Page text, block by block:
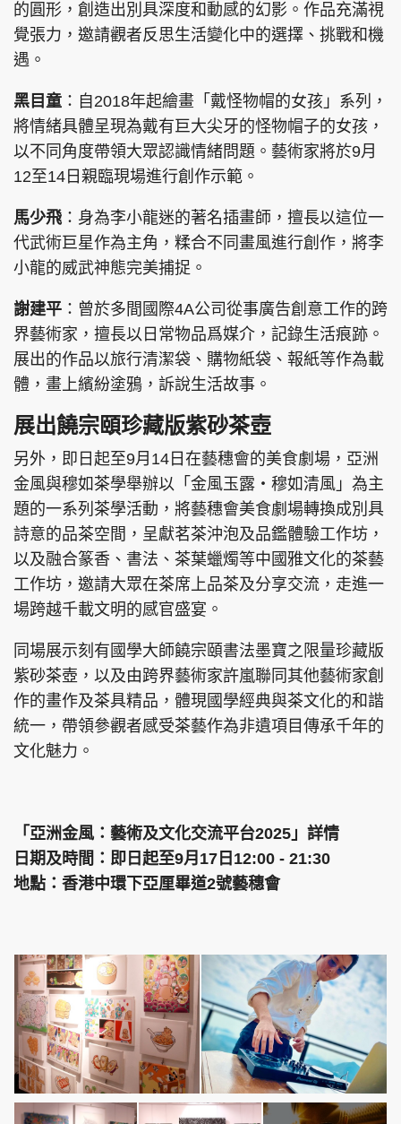
的圓形，創造出別具深度和動感的幻影。作品充滿視
覺張力，邀請觀者反思生活變化中的選擇、挑戰和機
遇。
黑目童 ：自2018年起繪畫「戴怪物帽的女孩」系列，
將情緒具體呈現為戴有巨大尖牙的怪物帽子的女孩，
以不同角度帶領大眾認識情緒問題。藝術家將於9月
12至14日親臨現場進行創作示範。
馬少飛 ：身為李小龍迷的著名插畫師，擅長以這位一
代武術巨星作為主角，糅合不同畫風進行創作，將李
小龍的威武神態完美捕捉。
謝建平 ：曾於多間國際4A公司從事廣告創意工作的跨
界藝術家，擅長以日常物品爲媒介，記錄生活痕跡。
展出的作品以旅行清潔袋、購物紙袋、報紙等作為載
體，畫上繽紛塗鴉，訴說生活故事。
展出饒宗頤珍藏版紫砂茶壺
另外，即日起至9月14日在藝穗會的美食劇場，亞洲
金風與穆如茶學舉辦以「金風玉露‧穆如清風」為主
題的一系列茶學活動，將藝穗會美食劇場轉換成別具
詩意的品茶空間，呈獻茗茶沖泡及品鑑體驗工作坊，
以及融合篆香、書法、茶葉蠟燭等中國雅文化的茶藝
工作坊，邀請大眾在茶席上品茶及分享交流，走進一
場跨越千載文明的感官盛宴。
同場展示刻有國學大師饒宗頤書法墨寶之限量珍藏版
紫砂茶壺，以及由跨界藝術家許嵐聯同其他藝術家創
作的畫作及茶具精品，體現國學經典與茶文化的和諧
統一，帶領參觀者感受茶藝作為非遺項目傳承千年的
文化魅力。
「亞洲金風：藝術及文化交流平台2025」詳情
日期及時間：即日起至9月17日12:00 - 21:30
地點：香港中環下亞厘畢道2號藝穗會